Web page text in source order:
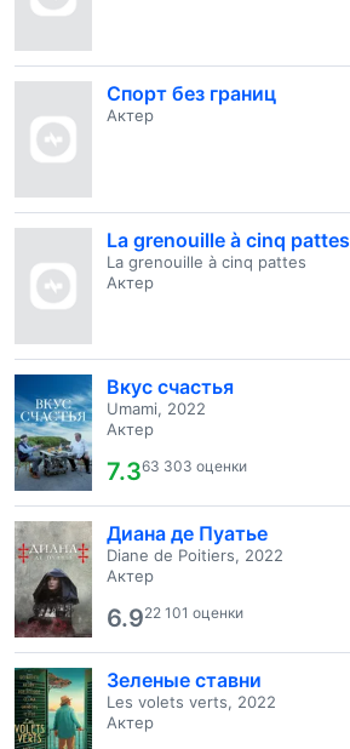
Спорт без границ
Актер
La grenouille à cinq pattes
La grenouille à cinq pattes
Актер
Вкус счастья
Umami, 2022
Актер
7.363 303 оценки
Диана де Пуатье
Diane de Poitiers, 2022
Актер
6.922 101 оценки
Зеленые ставни
Les volets verts, 2022
Актер